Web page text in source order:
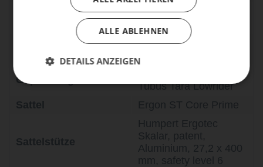
Scheinwerfer
Supernova E3 Pro 2,
70 LUX mit Standlicht
Supernova E3 Tail
Light 2, mit Standlicht
Gepäckträger
Tubus Tara Lowrider
Sattelstütze
Humpert Ergotec
Skalar, patent,
Aluminium, 27,2 x 400
mm, safety level 6
ALLE ABLEHNEN
DETAILS ANZEIGEN